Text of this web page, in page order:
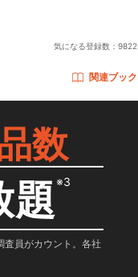
気になる登録数： 9822
関連ブック
数
題※3
査員がカウント。各社